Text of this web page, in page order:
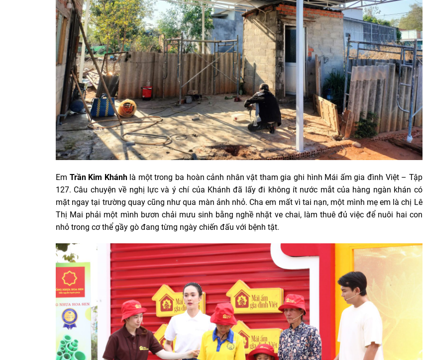
Em Trần Kim Khánhlà một trong ba hoàn cảnh nhân vật tham gia ghi hình Mái ấm gia đình Việt – Tập
127. Câu chuyện về nghị lực và ý chí của Khánh đã lấy đi không ít nước mắt của hàng ngàn khán có
mặt ngay tại trường quay cũng như qua màn ảnh nhỏ. Cha em mất vì tai nạn, một mình mẹ em là chị Lê
Thị Mai phải một mình bươn chải mưu sinh bằng nghề nhặt ve chai, làm thuê đủ việc để nuôi hai con
nhỏ trong cơ thể gầy gò đang từng ngày chiến đấu với bệnh tật.